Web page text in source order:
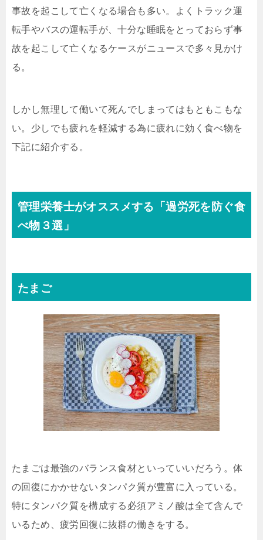
事故を起こして亡くなる場合も多い。よくトラック運
転手やバスの運転手が、十分な睡眠をとっておらず事
故を起こして亡くなるケースがニュースで多々見かけ
る。
しかし無理して働いて死んでしまってはもともこもな
い。少しでも疲れを軽減する為に疲れに効く食べ物を
下記に紹介する。
管理栄養士がオススメする「過労死を防ぐ食
べ物３選」
たまご
たまごは最強のバランス食材といっていいだろう。体
の回復にかかせないタンパク質が豊富に入っている。
特にタンパク質を構成する必須アミノ酸は全て含んで
いるため、疲労回復に抜群の働きをする。